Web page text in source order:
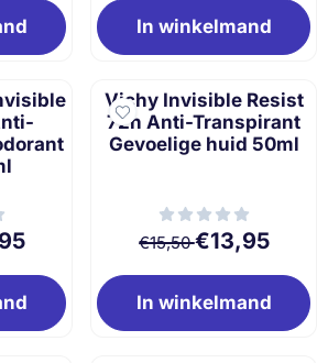
In winkelmand
voor 13,95
Vichy Invisible Resist
72h Anti-Transpirant
Gevoelige huid 50ml
Van 15,50 voor
€15,50€13,95
In winkelmand